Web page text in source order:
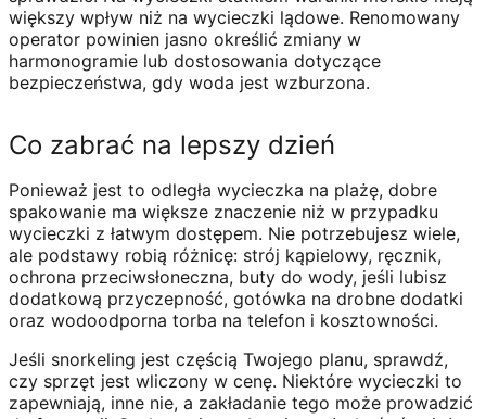
większy wpływ niż na wycieczki lądowe. Renomowany
operator powinien jasno określić zmiany w
harmonogramie lub dostosowania dotyczące
bezpieczeństwa, gdy woda jest wzburzona.
Co zabrać na lepszy dzień
Ponieważ jest to odległa wycieczka na plażę, dobre
spakowanie ma większe znaczenie niż w przypadku
wycieczki z łatwym dostępem. Nie potrzebujesz wiele,
ale podstawy robią różnicę: strój kąpielowy, ręcznik,
ochrona przeciwsłoneczna, buty do wody, jeśli lubisz
dodatkową przyczepność, gotówka na drobne dodatki
oraz wodoodporna torba na telefon i kosztowności.
Jeśli snorkeling jest częścią Twojego planu, sprawdź,
czy sprzęt jest wliczony w cenę. Niektóre wycieczki to
zapewniają, inne nie, a zakładanie tego może prowadzić